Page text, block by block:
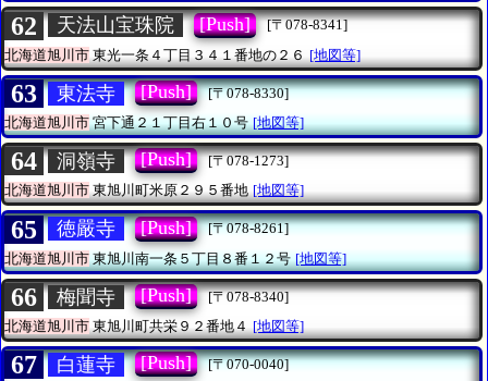
62 天法山宝珠院 [Push]
[〒078-8341]
北海道旭川市 東光一条４丁目３４１番地の２６ [地図等]
63 東法寺 [Push]
[〒078-8330]
北海道旭川市宮下通２１丁目右１０号 [地図等]
64 洞嶺寺 [Push]
[〒078-1273]
北海道旭川市東旭川町米原２９５番地 [地図等]
65 徳嚴寺 [Push]
[〒078-8261]
北海道旭川市東旭川南一条５丁目８番１２号 [地図等]
66 梅聞寺 [Push]
[〒078-8340]
北海道旭川市東旭川町共栄９２番地４ [地図等]
67 白蓮寺 [Push]
[〒070-0040]